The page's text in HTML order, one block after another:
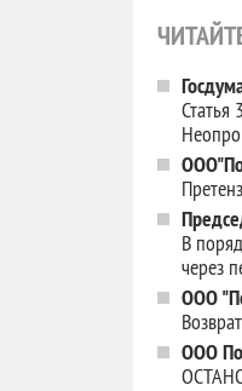
Статья
В
через
ООО
ООО